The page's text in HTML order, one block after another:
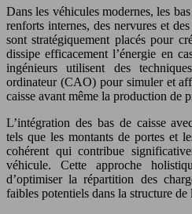
Dans les véhicules modernes, les
renforts internes, des nervures et
sont stratégiquement placés pour
dissipe efficacement l’énergie en
ingénieurs utilisent des
ordinateur (CAO) pour simuler et
caisse avant même la production de
L’intégration des bas de caisse
tels que les montants de portes et
cohérent qui contribue
véhicule. Cette approche
d’optimiser la répartition des
faibles potentiels dans la structure de